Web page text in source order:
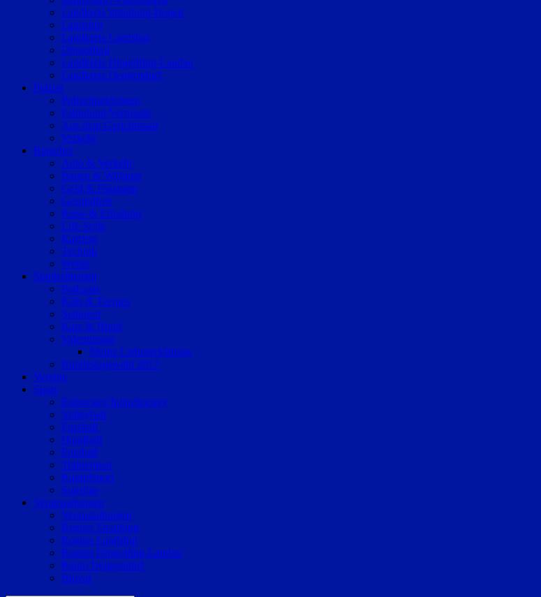
Landkreis Straubing-Bogen
Landshut
Landkreis Landshut
Dingolfing
Landkreis Dingolfing-Landau
Landkreis Deggendorf
Polizei
Polizeimeldungen
Fahndung/Vermisste
Aus dem Gerichtssaal
Verkehr
Ratgeber
Auto & Verkehr
Bauen & Wohnen
Geld & Finanzen
Gesundheit
Reise & Erholung
Life-Style
Karriere
Technik
Wetter
Sonderthemen
Podcasts
Kids & Teenies
Senioren
Katz & Hund
Valentinstag
Meine Liebeserklärung
Bundestagswahl 2017
Vereine
Sport
Eishockey/Inlinehockey
Volleyball
Fussball
Handball
Football
Trabrennen
Kampfsport
Sonstige
Veranstaltungen
Veranstaltungen
Region Straubing
Region Landshut
Region Dingolfing-Landau
Raum Deggendorf
Bluval